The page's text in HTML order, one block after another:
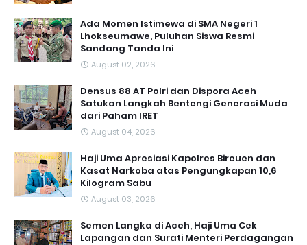
Ada Momen Istimewa di SMA Negeri 1
Lhokseumawe, Puluhan Siswa Resmi
Sandang Tanda Ini
August 02, 2026
Densus 88 AT Polri dan Dispora Aceh
Satukan Langkah Bentengi Generasi Muda
dari Paham IRET
August 04, 2026
Haji Uma Apresiasi Kapolres Bireuen dan
Kasat Narkoba atas Pengungkapan 10,6
Kilogram Sabu
August 03, 2026
Semen Langka di Aceh, Haji Uma Cek
Lapangan dan Surati Menteri Perdagangan